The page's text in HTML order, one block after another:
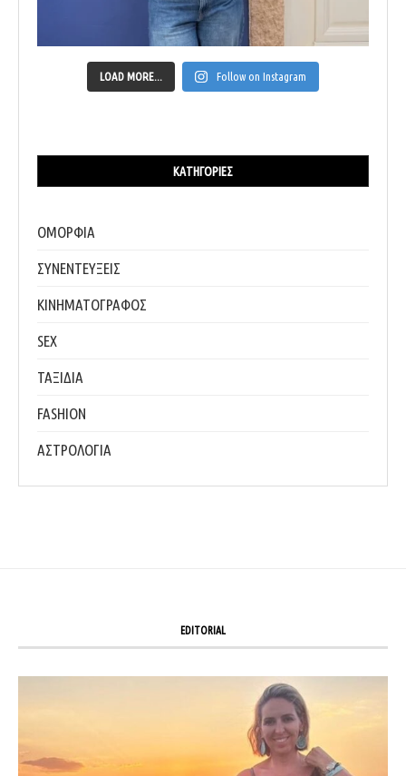
LOAD MORE... Follow on Instagram
ΚΑΤΗΓΟΡΊΕΣ
ΟΜΟΡΦΙΑ
ΣΥΝΕΝΤΕΥΞΕΙΣ
ΚΙΝΗΜΑΤΟΓΡΑΦΟΣ
SEX
ΤΑΞΙΔΙΑ
FASHION
ΑΣΤΡΟΛΟΓΙΑ
EDITORIAL